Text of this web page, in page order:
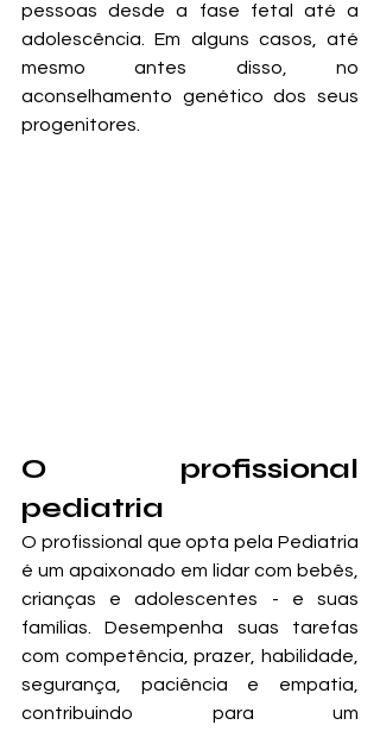
pessoas desde a fase fetal até a
adolescência. Em alguns casos, até
mesmo antes disso, no
aconselhamento genético dos seus
progenitores.
O profissional
pediatria
O profissional que opta pela Pediatria
é um apaixonado em lidar com bebês,
crianças e adolescentes - e suas
famílias. Desempenha suas tarefas
com competência, prazer, habilidade,
segurança, paciência e empatia,
contribuindo para um